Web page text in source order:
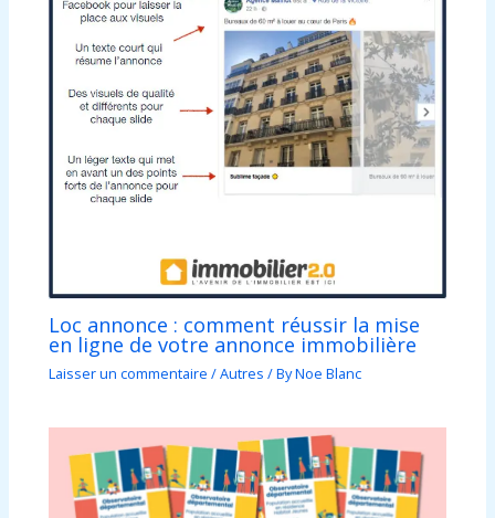
Loc annonce : comment réussir la mise
en ligne de votre annonce immobilière
Laisser un commentaire /Autres / ByNoe Blanc